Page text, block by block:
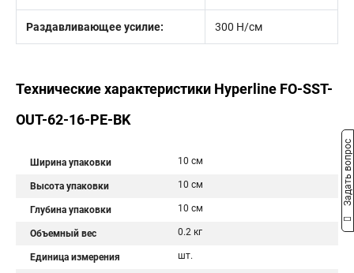
Раздавливающее усилие: 300 Н/см
Технические характеристики Hyperline FO-SST-
OUT-62-16-PE-BK
Ширина упаковки 10 см
Высота упаковки 10 см
Глубина упаковки 10 см
Объемный вес 0.2 кг
Единица измерения шт.
Задать вопрос